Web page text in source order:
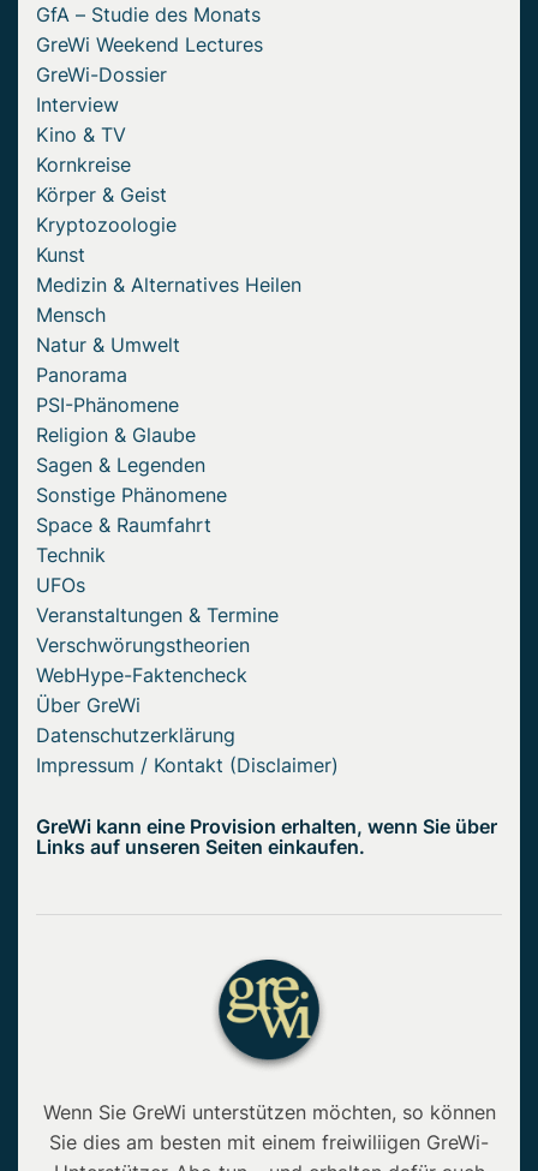
GfA – Studie des Monats
GreWi Weekend Lectures
GreWi-Dossier
Interview
Kino & TV
Kornkreise
Körper & Geist
Kryptozoologie
Kunst
Medizin & Alternatives Heilen
Mensch
Natur & Umwelt
Panorama
PSI-Phänomene
Religion & Glaube
Sagen & Legenden
Sonstige Phänomene
Space & Raumfahrt
Technik
UFOs
Veranstaltungen & Termine
Verschwörungstheorien
WebHype-Faktencheck
Über GreWi
Datenschutzerklärung
Impressum / Kontakt (Disclaimer)
GreWi kann eine Provision erhalten, wenn Sie über
Links auf unseren Seiten einkaufen.
Wenn Sie GreWi unterstützen möchten, so können
Sie dies am besten mit einem freiwiliigen GreWi-